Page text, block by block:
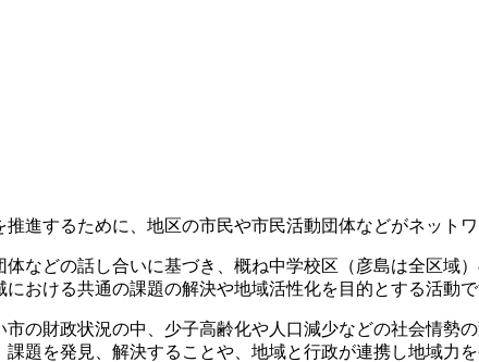
進するために、地区の市民や市民活動団体などがネット
体などの話し合いに基づき、概ね中学校区（彦島は全区
おける共通の課題の解決や地域活性化を目的とする活動で
市の財政状況の中、少子高齢化や人口減少などの社会情
題を発見、解決することや、地域と行政が連携し地域力